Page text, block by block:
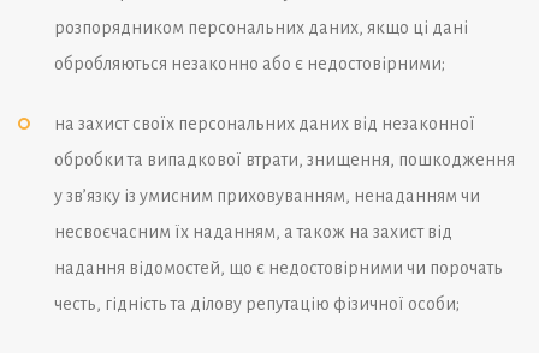
розпорядником персональних даних, якщо ці дані
обробляються незаконно або є недостовірними;
на захист своїх персональних даних від незаконної
обробки та випадкової втрати, знищення, пошкодження
у зв’язку із умисним приховуванням, ненаданням чи
несвоєчасним їх наданням, а також на захист від
надання відомостей, що є недостовірними чи порочать
честь, гідність та ділову репутацію фізичної особи;